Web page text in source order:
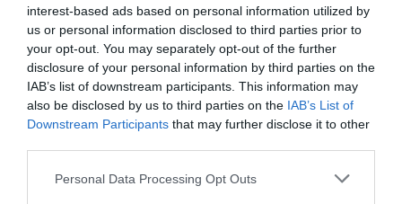
interest-based ads based on personal information utilized by
us or personal information disclosed to third parties prior to
your opt-out. You may separately opt-out of the further
disclosure of your personal information by third parties on the
IAB’s list of downstream participants. This information may
also be disclosed by us to third parties on the IAB’s List of
Downstream Participants that may further disclose it to other
Personal Data Processing Opt Outs
HÁROMSZÉK,HÍRLISTA
Kirótták az első büntetést